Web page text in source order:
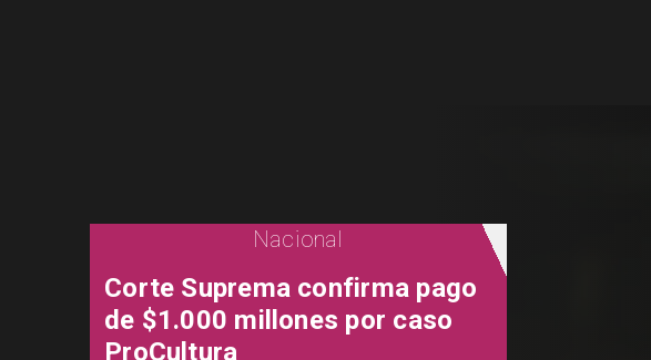
Nacional
Corte Suprema confirma pago
de $1.000 millones por caso
ProCultura